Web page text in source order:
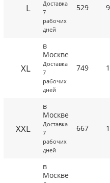
L
Доставка
7
рабочих
дней
529
XL
в
Москве
Доставка
7
рабочих
дней
749
XXL
в
Москве
Доставка
7
рабочих
дней
667
в
Москве